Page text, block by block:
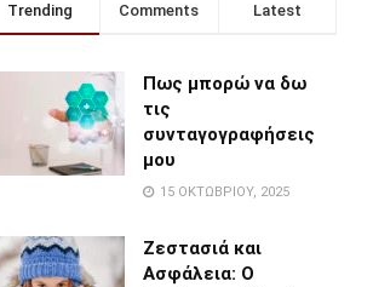
Trending Comments Latest
Πως μπορώ να δω
τις
συνταγογραφήσεις
μου
15 ΟΚΤΩΒΡΊΟΥ, 2025
Ζεστασιά και
Ασφάλεια: Ο